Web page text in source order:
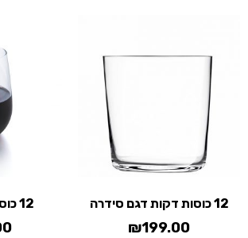
12 כוסות דקות דגם סידרה
₪199.00
12 כוסות יין ללא רגל